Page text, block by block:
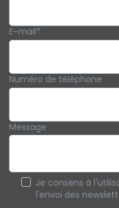
E-mail*
Numéro de téléphone
Message
Je consens à
l'envoi des